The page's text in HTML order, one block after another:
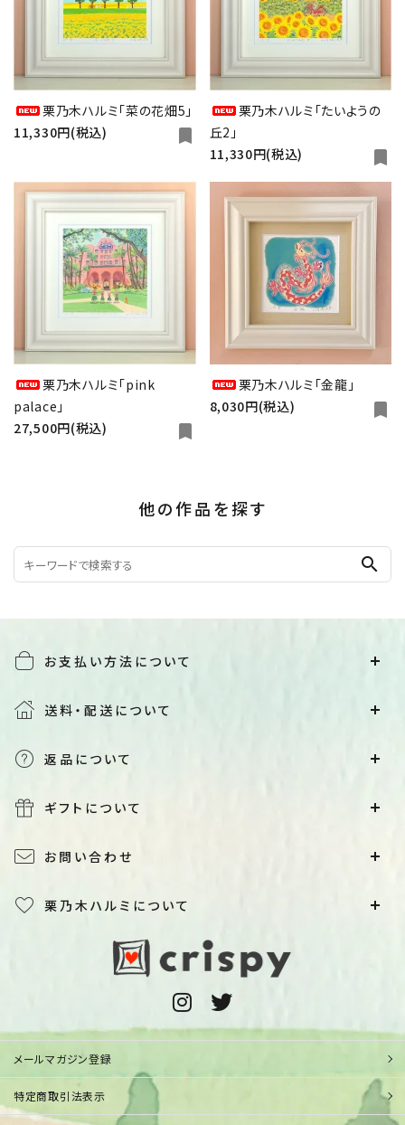
栗乃木ハルミ「菜の花畑5」
11,330円(税込)
bookmark
栗乃木ハルミ「たいようの
丘2」
11,330円(税込)
bookmark
栗乃木ハルミ「pink
palace」
27,500円(税込)
bookmark
栗乃木ハルミ「金龍」
8,030円(税込)
bookmark
他の作品を探す
search
お支払い方法について
送料・配送について
返品について
ギフトについて
お問い合わせ
栗乃木ハルミについて
メールマガジン登録
特定商取引法表示